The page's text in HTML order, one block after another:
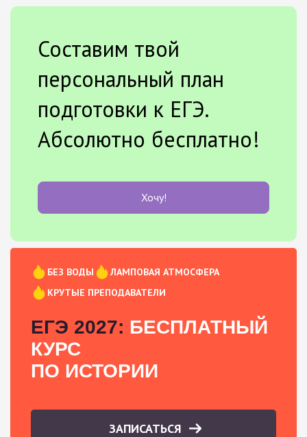
Составим твой
персональный план
подготовки к ЕГЭ.
Абсолютно бесплатно!
Хочу!
БЕЗ ВОДЫ
ЛАМПОВАЯ АТМОСФЕРА
КРУТЫЕ ПРЕПОДАВАТЕЛИ
ЕГЭ 2027: БЕСПЛАТНЫЙ
КУРС
ПО ИСТОРИИ
ЗАПИСАТЬСЯ